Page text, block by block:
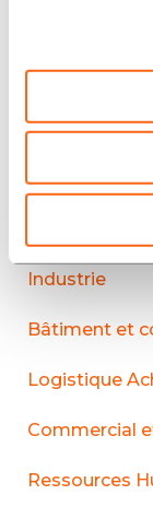
Nos
par
Horlogerie
Industrie
Bâtiment et
Logistique
Commercial
Ressources